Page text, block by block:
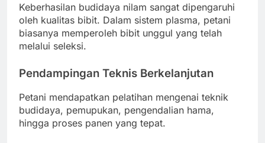
Keberhasilan budidaya nilam sangat dipengaruhi
oleh kualitas bibit. Dalam sistem plasma, petani
biasanya memperoleh bibit unggul yang telah
melalui seleksi.
Pendampingan Teknis Berkelanjutan
Petani mendapatkan pelatihan mengenai teknik
budidaya, pemupukan, pengendalian hama,
hingga proses panen yang tepat.